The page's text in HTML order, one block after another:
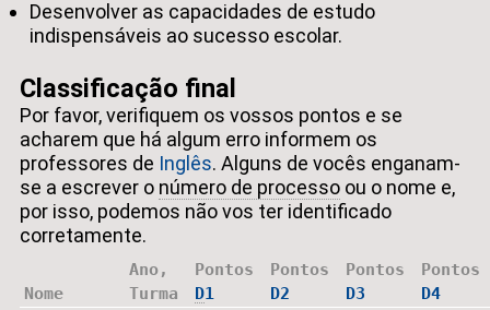
Desenvolver as capacidades de estudo
indispensáveis ao sucesso escolar.
Classificação final
Por favor, verifiquem os vossos pontos e se
acharem que há algum erro informem os
professores de Inglês. Alguns de vocês enganam-
se a escrever o número de processo ou o nome e,
por isso, podemos não vos ter identificado
corretamente.
Nome
Ano,
Turma
Pontos
D1
Pontos
D2
Pontos
D3
Pontos
D4